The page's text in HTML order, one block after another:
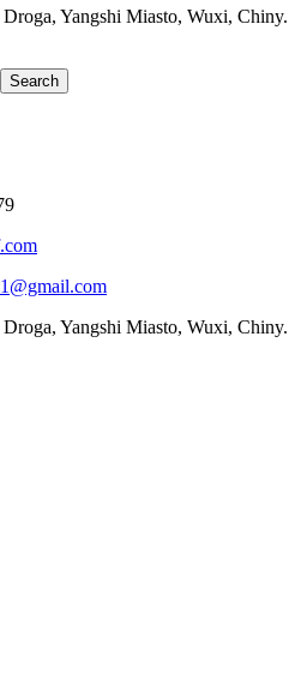
Yangshi Miasto, Wuxi, Chiny.
Yangshi Miasto, Wuxi, Chiny.